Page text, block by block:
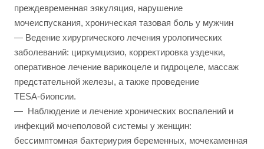
преждевременная эякуляция, нарушение
мочеиспускания, хроническая тазовая боль у мужчин
— Ведение хирургического лечения урологических
заболеваний: циркумцизио, корректировка уздечки,
оперативное лечение варикоцеле и гидроцеле, массаж
предстательной железы, а также проведение
TESA‑биопсии.
— Наблюдение и лечение хронических воспалений и
инфекций мочеполовой системы у женщин:
бессимптомная бактериурия беременных, мочекаменная